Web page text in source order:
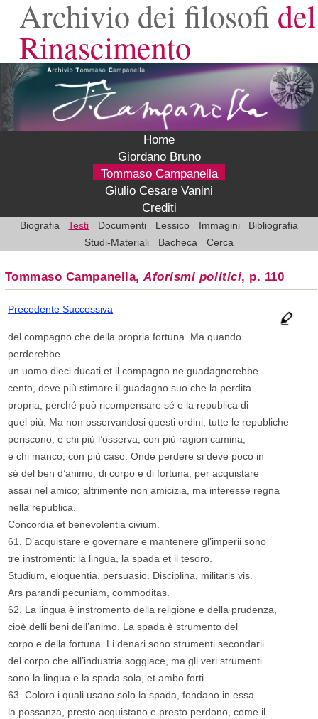
Archivio dei filosofi del
Rinascimento
Home
Giordano Bruno
Tommaso Campanella
Giulio Cesare Vanini
Crediti
Biografia Testi Documenti Lessico Immagini
Bibliografia
Studi-Materiali
Bacheca Cerca
Tommaso Campanella,Aforismi politici, p. 110
PrecedenteSuccessiva
del compagno che della propria fortuna. Ma quando
perderebbe
un uomo dieci ducati et il compagno ne guadagnerebbe
cento, deve più stimare il guadagno suo che la perdita
propria, perché può ricompensare sé e la republica di
quel più. Ma non osservandosi questi ordini, tutte le republiche
periscono, e chi più l’osserva, con più ragion camina,
e chi manco, con più caso. Onde perdere si deve poco in
sé del ben d’animo, di corpo e di fortuna, per acquistare
assai nel amico; altrimente non amicizia, ma interesse regna
nella republica.
Concordia et benevolentia civium.
61. D’acquistare e governare e mantenere gl’imperii sono
tre instromenti: la lingua, la spada et il tesoro.
Studium, eloquentia, persuasio. Disciplina, militaris vis.
Ars parandi pecuniam, commoditas.
62. La lingua è instromento della religione e della prudenza,
cioè delli beni dell’animo. La spada è strumento del
corpo e della fortuna. Li denari sono strumenti secondarii
del corpo che all’industria soggiace, ma gli veri strumenti
sono la lingua e la spada sola, et ambo forti.
63. Coloro i quali usano solo la spada, fondano in essa
la possanza, presto acquistano e presto perdono, come il